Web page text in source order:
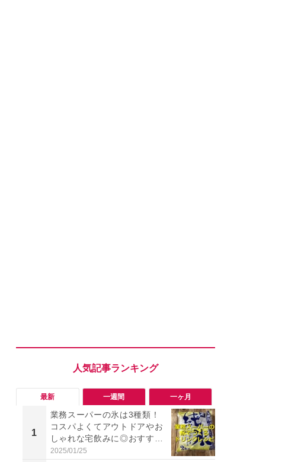
最新 一週間 一ヶ月
1
業務スーパーの氷は3種類！
コスパよくてアウトドアやお
しゃれな宅飲みに◎おすすめ
は2kg「純氷 オーロラアイ
2025/01/25